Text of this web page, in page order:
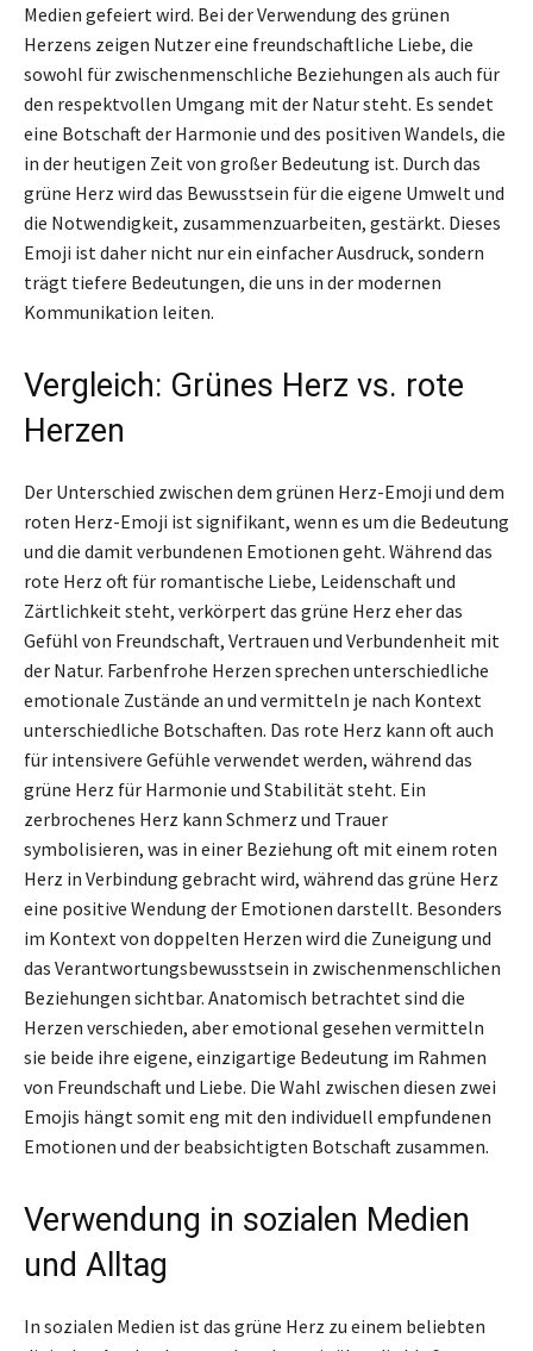
Medien gefeiert wird. Bei der Verwendung des grünen
Herzens zeigen Nutzer eine freundschaftliche Liebe, die
sowohl für zwischenmenschliche Beziehungen als auch für
den respektvollen Umgang mit der Natur steht. Es sendet
eine Botschaft der Harmonie und des positiven Wandels, die
in der heutigen Zeit von großer Bedeutung ist. Durch das
grüne Herz wird das Bewusstsein für die eigene Umwelt und
die Notwendigkeit, zusammenzuarbeiten, gestärkt. Dieses
Emoji ist daher nicht nur ein einfacher Ausdruck, sondern
trägt tiefere Bedeutungen, die uns in der modernen
Kommunikation leiten.
Vergleich: Grünes Herz vs. rote
Herzen
Der Unterschied zwischen dem grünen Herz-Emoji und dem
roten Herz-Emoji ist signifikant, wenn es um die Bedeutung
und die damit verbundenen Emotionen geht. Während das
rote Herz oft für romantische Liebe, Leidenschaft und
Zärtlichkeit steht, verkörpert das grüne Herz eher das
Gefühl von Freundschaft, Vertrauen und Verbundenheit mit
der Natur. Farbenfrohe Herzen sprechen unterschiedliche
emotionale Zustände an und vermitteln je nach Kontext
unterschiedliche Botschaften. Das rote Herz kann oft auch
für intensivere Gefühle verwendet werden, während das
grüne Herz für Harmonie und Stabilität steht. Ein
zerbrochenes Herz kann Schmerz und Trauer
symbolisieren, was in einer Beziehung oft mit einem roten
Herz in Verbindung gebracht wird, während das grüne Herz
eine positive Wendung der Emotionen darstellt. Besonders
im Kontext von doppelten Herzen wird die Zuneigung und
das Verantwortungsbewusstsein in zwischenmenschlichen
Beziehungen sichtbar. Anatomisch betrachtet sind die
Herzen verschieden, aber emotional gesehen vermitteln
sie beide ihre eigene, einzigartige Bedeutung im Rahmen
von Freundschaft und Liebe. Die Wahl zwischen diesen zwei
Emojis hängt somit eng mit den individuell empfundenen
Emotionen und der beabsichtigten Botschaft zusammen.
Verwendung in sozialen Medien
und Alltag
In sozialen Medien ist das grüne Herz zu einem beliebten